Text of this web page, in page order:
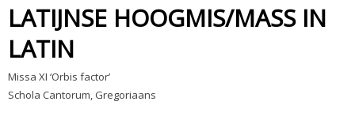
LATIJNSE HOOGMIS/MASS IN
LATIN
Missa XI ‘Orbis factor’
Schola Cantorum, Gregoriaans